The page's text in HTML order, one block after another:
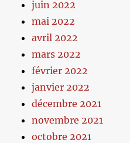
juin 2022
mai 2022
avril 2022
mars 2022
février 2022
janvier 2022
décembre 2021
novembre 2021
octobre 2021